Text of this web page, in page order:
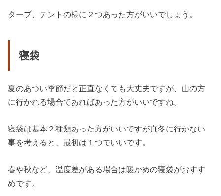
タープ、テントの様に２つあった方がいいでしょう。
寝袋
夏のあつい季節だと正直なくても大丈夫ですが、山の方
に行かれる場合であればあった方がいいですね。
寝袋は基本２種類あった方がいいですが真冬に行かない
事を考えると、最初は１つでいいです。
春や秋など、温度差がある場合は暖かめの寝袋がおすす
めです。